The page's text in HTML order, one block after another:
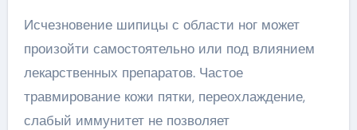
Исчезновение шипицы с области ног может
произойти самостоятельно или под влиянием
лекарственных препаратов. Частое
травмирование кожи пятки, переохлаждение,
слабый иммунитет не позволяет